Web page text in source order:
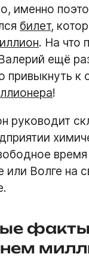
именно
билет,
. На что
ещё
к
!
руководит
или Волге на